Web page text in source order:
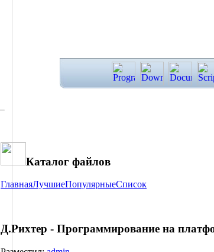
Каталог файлов
ГлавнаяЛучшиеПопулярныеСписок
Д.Рихтер - Программирование на